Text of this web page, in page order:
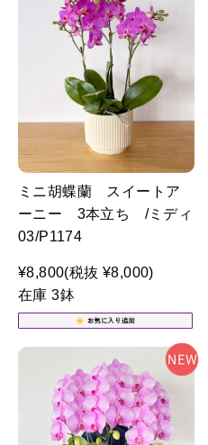
ミニ胡蝶蘭 スイートア
ーニー 3本立ち /ミディ
03/P1174
¥8,800(税抜 ¥8,000)
在庫 3鉢